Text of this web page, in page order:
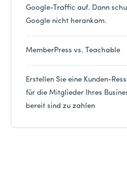
Google-Traffic auf. Dann
Google nicht herankam.
MemberPress vs. Teachable
Erstellen Sie eine Kunden-
für die Mitglieder Ihres
bereit sind zu zahlen